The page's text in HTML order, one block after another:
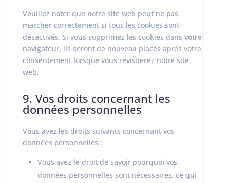
Veuillez noter que notre site web peut ne pas
marcher correctement si tous les cookies sont
désactivés. Si vous supprimez les cookies dans votre
navigateur, ils seront de nouveau placés après votre
consentement lorsque vous revisiterez notre site
web.
9. Vos droits concernant les
données personnelles
Vous avez les droits suivants concernant vos
données personnelles :
Vous avez le droit de savoir pourquoi vos
données personnelles sont nécessaires, ce qui